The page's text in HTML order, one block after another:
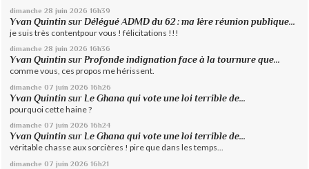
dimanche 28 juin 2026 16h39
Yvan Quintin surDélégué ADMD du 62 : ma 1ère réunion publique...
je suis très contentpour vous ! félicitations !!!
dimanche 28 juin 2026 16h36
Yvan Quintin surProfonde indignation face à la tournure que...
comme vous, ces propos me hérissent.
dimanche 07 juin 2026 16h26
Yvan Quintin sur Le Ghana qui vote une loi terrible de...
pourquoi cette haine ?
dimanche 07 juin 2026 16h24
Yvan Quintin surLe Ghana qui vote une loi terrible de...
véritable chasse aux sorcières ! pire que dans les temps...
dimanche 07 juin 2026 16h21